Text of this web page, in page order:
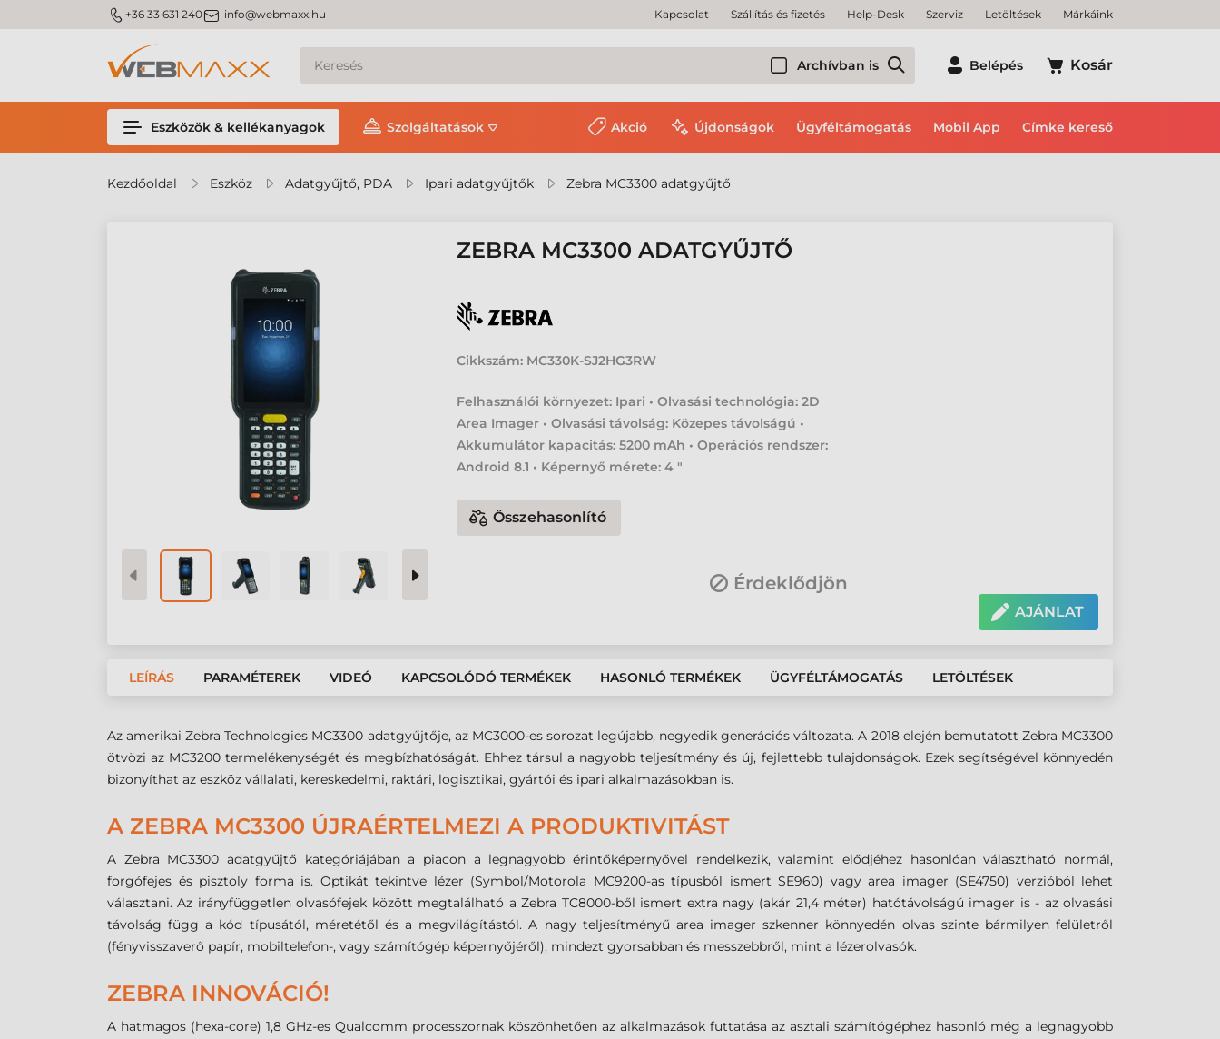
m_phone +36 33 631 240m_email info@webmaxx.hu Kapcsolat Szállítás és fizetés Help-Desk Szerviz Letöltések Márkáink
Archívban is Belépés Kosár
Eszközök & kellékanyagok Szolgáltatások Akció Újdonságok Ügyféltámogatás Mobil App Címke kereső
Kezdőoldal Eszköz Adatgyűjtő, PDA Ipari adatgyűjtők Zebra MC3300 adatgyűjtő
ZEBRA MC3300 ADATGYŰJTŐ
Cikkszám: MC330K-SJ2HG3RW
Felhasználói környezet: Ipari • Olvasási technológia: 2D
Area Imager • Olvasási távolság: Közepes távolságú •
Akkumulátor kapacitás: 5200 mAh • Operációs rendszer:
Android 8.1 • Képernyő mérete: 4 "
Összehasonlító
Érdeklődjön
AJÁNLAT
LEÍRÁS PARAMÉTEREK VIDEÓ KAPCSOLÓDÓ TERMÉKEK HASONLÓ TERMÉKEK ÜGYFÉLTÁMOGATÁS LETÖLTÉSEK
Az amerikai Zebra Technologies MC3300 adatgyűjtője, az MC3000-es sorozat legújabb, negyedik generációs változata. A 2018 elején bemutatott Zebra MC3300
ötvözi az MC3200 termelékenységét és megbízhatóságát. Ehhez társul a nagyobb teljesítmény és új, fejlettebb tulajdonságok. Ezek segítségével könnyedén
bizonyíthat az eszköz vállalati, kereskedelmi, raktári, logisztikai, gyártói és ipari alkalmazásokban is.
A ZEBRA MC3300 ÚJRAÉRTELMEZI A PRODUKTIVITÁST
A Zebra MC3300 adatgyűjtő kategóriájában a piacon a legnagyobb érintőképernyővel rendelkezik, valamint elődjéhez hasonlóan választható normál,
forgófejes és pisztoly forma is. Optikát tekintve lézer (Symbol/Motorola MC9200-as típusból ismert SE960) vagy area imager (SE4750) verzióból lehet
választani. Az irányfüggetlen olvasófejek között megtalálható a Zebra TC8000-ből ismert extra nagy (akár 21,4 méter) hatótávolságú imager is - az olvasási
távolság függ a kód típusától, méretétől és a megvilágítástól. A nagy teljesítményű area imager szkenner könnyedén olvas szinte bármilyen felületről
(fényvisszaverő papír, mobiltelefon-, vagy számítógép képernyőjéről), mindezt gyorsabban és messzebbről, mint a lézerolvasók.
ZEBRA INNOVÁCIÓ!
A hatmagos (hexa-core) 1,8 GHz-es Qualcomm processzornak köszönhetően az alkalmazások futtatása az asztali számítógéphez hasonló még a legnagyobb